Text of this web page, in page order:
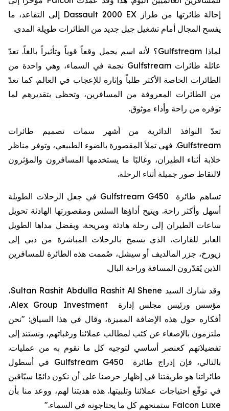
إحالة طائرتها من طراز Dassault 2000 EX إلى التقاعد، ما
يفسح المجال أمام تشغيل جيل جديد من الطائرات طويلة المدى.
لماذا Gulfstream؟ لأنه اسم يحمل وقعاً قوياً وتأثيراً بالغاً. تعدّ
عائلة طائرات Gulfstream نجمة في السماء، وهي واحدة من
الطائرات الخاصة الأكثر طلباً وإثارة للإعجاب في العالم. كما تعدّ
من الطائرات المعروفة من المسافرين، وتحظى بتقديرهم لما
توفره من راحة وأداء موثوق.
تعدّ النوافذ الدائرية من أشهر سمات تصميم طائرات
Gulfstream. فهي تملأ المقصورة بالضوء الطبيعي، وتوفر مناظر
خلابة أثناء الطيران، وغالبًا ما يستخدمها المسافرون والمؤثرون
لالتقاط صور جميلة أثناء الرحلة.
تساهم طائرة Gulfstream G450 في جعل الرحلات الطويلة
أسهل وأكثر راحة. ويتيح أداؤها السلس ومقصورتها الهادئة تحويل
ساعات الطيران إلى رحلة هادئة ومريحة. وبفضل مداها الطويل
العابر للقارات، الذي يسمح بالرحلات المباشرة من دبي إلى
زيورخ، جزر المالديف أو سيشل، صُممت هذه الطائرة للمسافرين
الذين يُقدّرون المسافة وراحة البال.
وقد شارك السيد Sultan Rashit Abdulla Rashit Al Shene،
مؤسس ورئيس مجلس إدارة
Alex Group Investment،
أفكاره حول هذه الإضافة المميزة، وقال في هذا السياق: "نحن
ملتزمون بالإصغاء عن كثب لمطالب عملائنا ورغباتهم، ونستند إلى
تفضيلاتهم كعنصر أساسي لتوجيه كل ما نقوم به من عمليات.
بالتالي، فإن إدراج طائرة Gulfstream G450 في أسطول
طائراتنا هو طريقتنا في إظهار حرصنا على أن نكون دائمًا سبّاقين
في توقّع احتياجات عملائنا وتلبيتها. هذه هديتنا لهم، ووعد منا بأن
Falcon Luxe ستمنحهم كل ما يحتاجونه في السماء."